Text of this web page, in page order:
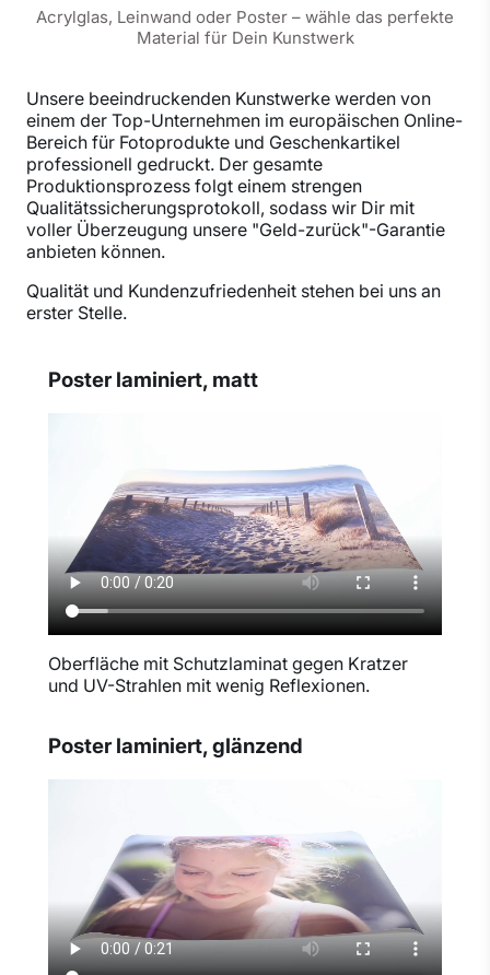
Acrylglas, Leinwand oder Poster – wähle das perfekte
Material für Dein Kunstwerk
Unsere beeindruckenden Kunstwerke werden von
einem der Top-Unternehmen im europäischen Online-
Bereich für Fotoprodukte und Geschenkartikel
professionell gedruckt. Der gesamte
Produktionsprozess folgt einem strengen
Qualitätssicherungsprotokoll, sodass wir Dir mit
voller Überzeugung unsere "Geld-zurück"-Garantie
anbieten können.
Qualität und Kundenzufriedenheit stehen bei uns an
erster Stelle.
Poster laminiert, matt
Oberfläche mit Schutzlaminat gegen Kratzer
und UV-Strahlen mit wenig Reflexionen.
Poster laminiert, glänzend